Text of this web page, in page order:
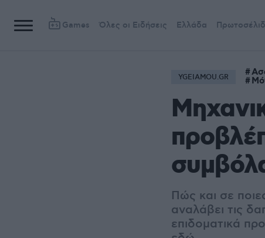
Games Όλες οι Ειδήσεις Ελλάδα
YGEIAMOU.GR
Πώς και σε
αναλάβει τις
επιδοματικά